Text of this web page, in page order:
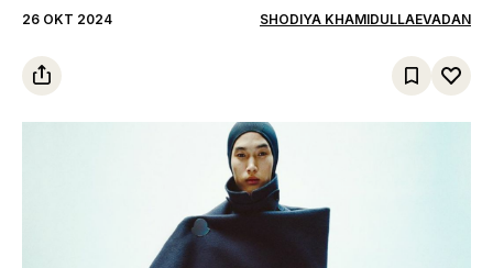
26 OKT 2024 SHODIYA KHAMIDULLAEVADAN